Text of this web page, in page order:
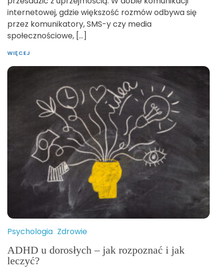
internetowej, gdzie większość rozmów odbywa się
przez komunikatory, SMS-y czy media
społecznościowe, […]
WIĘCEJ
Psychologia Zdrowie
ADHD u dorosłych – jak rozpoznać i jak
leczyć?